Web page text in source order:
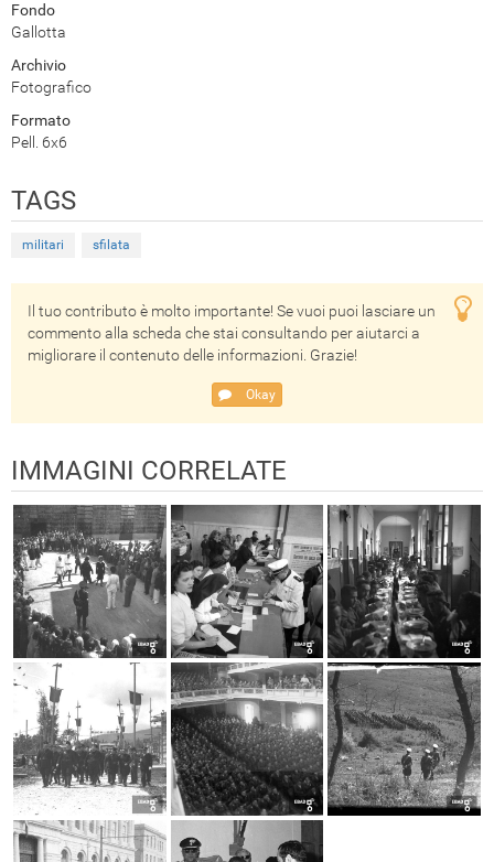
Fondo
Gallotta
Archivio
Fotografico
Formato
Pell. 6x6
TAGS
militari sfilata
Il tuo contributo è molto importante! Se vuoi puoi lasciare un
commento alla scheda che stai consultando per aiutarci a
migliorare il contenuto delle informazioni. Grazie!
Okay
IMMAGINI CORRELATE